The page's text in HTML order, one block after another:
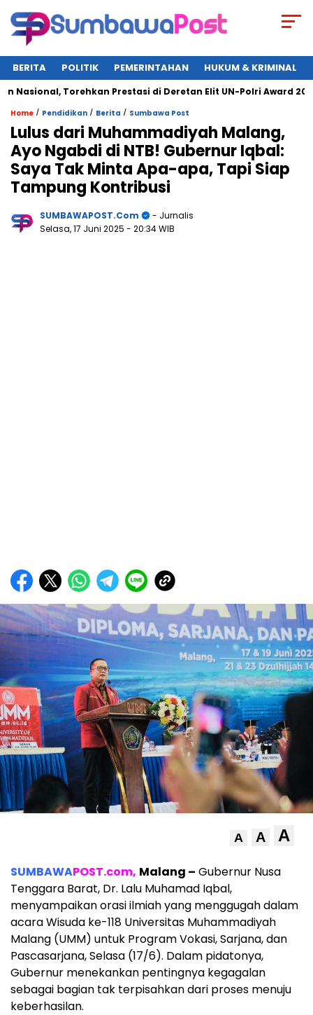
BERITA POLITIK PEMERINTAHAN HUKUM & KRIMINAL
Torehkan Prestasi di Deretan Elit UN-Polri Award 2025
Home / Pendidikan / Berita / Sumbawa Post
Lulus dari Muhammadiyah Malang,
Ayo Ngabdi di NTB! Gubernur Iqbal:
Saya Tak Minta Apa-apa, Tapi Siap
Tampung Kontribusi
SUMBAWAPOST.com
- Jurnalis
Selasa, 17 Juni 2025 - 20:34 WIB
A A A
SUMBAWAPOST.com, Malang – Gubernur Nusa
Tenggara Barat, Dr. Lalu Muhamad Iqbal,
menyampaikan orasi ilmiah yang menggugah dalam
acara Wisuda ke-118 Universitas Muhammadiyah
Malang (UMM) untuk Program Vokasi, Sarjana, dan
Pascasarjana, Selasa (17/6). Dalam pidatonya,
Gubernur menekankan pentingnya kegagalan
sebagai bagian tak terpisahkan dari proses menuju
keberhasilan.